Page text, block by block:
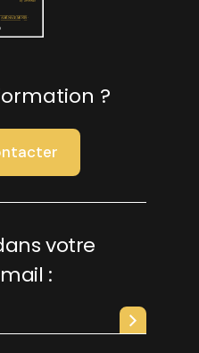
?
votre
: